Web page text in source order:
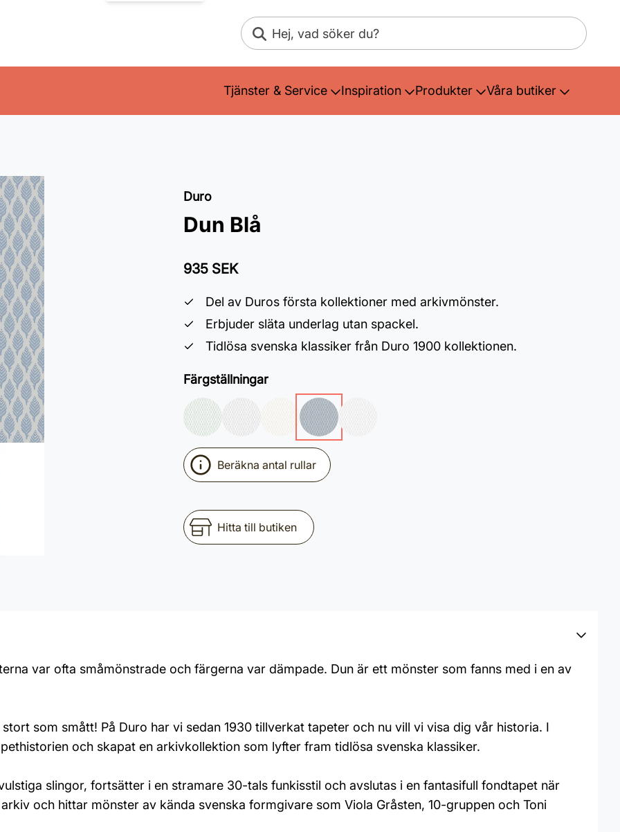
Sök
Tjänster & Service Inspiration Produkter Våra butiker
Duro
Dun Blå
935 SEK
Del av Duros första kollektioner med arkivmönster.
Erbjuder släta underlag utan spackel.
Tidlösa svenska klassiker från Duro 1900 kollektionen.
Färgställningar
Beräkna antal rullar
Hitta till butiken
var ofta småmönstrade och färgerna var dämpade. Dun är ett mönster som fanns med i en av
som smått! På Duro har vi sedan 1930 tillverkat tapeter och nu vill vi visa dig vår historia. I
och skapat en arkivkollektion som lyfter fram tidlösa svenska klassiker.
slingor, fortsätter i en stramare 30-tals funkisstil och avslutas i en fantasifull fondtapet när
och hittar mönster av kända svenska formgivare som Viola Gråsten, 10-gruppen och Toni